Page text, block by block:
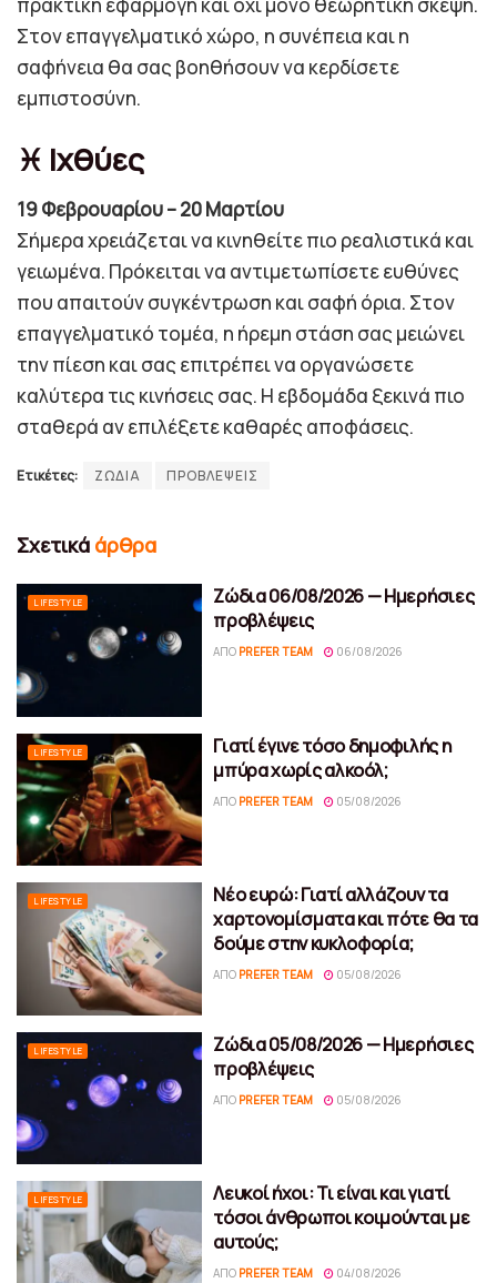
Στον επαγγελματικό χώρο, η συνέπεια και η
σαφήνεια θα σας βοηθήσουν να κερδίσετε
εμπιστοσύνη.
♓ Ιχθύες
19 Φεβρουαρίου – 20 Μαρτίου
Σήμερα χρειάζεται να κινηθείτε πιο ρεαλιστικά και
γειωμένα. Πρόκειται να αντιμετωπίσετε ευθύνες
που απαιτούν συγκέντρωση και σαφή όρια. Στον
επαγγελματικό τομέα, η ήρεμη στάση σας μειώνει
την πίεση και σας επιτρέπει να οργανώσετε
καλύτερα τις κινήσεις σας. Η εβδομάδα ξεκινά πιο
σταθερά αν επιλέξετε καθαρές αποφάσεις.
Ετικέτες: ΖΩΔΙΑ ΠΡΟΒΛΕΨΕΙΣ
Σχετικά άρθρα
LIFESTYLE
Ζώδια 06/08/2026 — Ημερήσιες
προβλέψεις
ΑΠΌ PREFER TEAM 06/08/2026
LIFESTYLE
Γιατί έγινε τόσο δημοφιλής η
μπύρα χωρίς αλκοόλ;
ΑΠΌ PREFER TEAM 05/08/2026
LIFESTYLE
Νέο ευρώ: Γιατί αλλάζουν τα
χαρτονομίσματα και πότε θα τα
δούμε στην κυκλοφορία;
ΑΠΌ PREFER TEAM 05/08/2026
LIFESTYLE
Ζώδια 05/08/2026 — Ημερήσιες
προβλέψεις
ΑΠΌ PREFER TEAM 05/08/2026
LIFESTYLE
Λευκοί ήχοι: Τι είναι και γιατί
τόσοι άνθρωποι κοιμούνται με
αυτούς;
ΑΠΌ PREFER TEAM 04/08/2026